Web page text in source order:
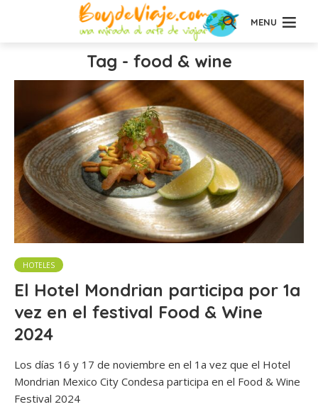
MENU
Tag - food & wine
HOTELES
El Hotel Mondrian participa por 1a
vez en el festival Food & Wine
2024
Los días 16 y 17 de noviembre en el 1a vez que el Hotel
Mondrian Mexico City Condesa participa en el Food & Wine
Festival 2024